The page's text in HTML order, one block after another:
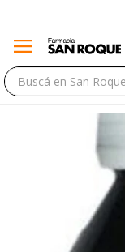
menu
close